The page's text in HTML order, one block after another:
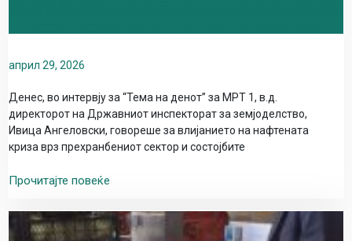
април 29, 2026
Денес, во интервју за “Тема на денот” за МРТ 1, в.д.
директорот на Државниот инспекторат за земјоделство,
Ивица Ангеловски, говореше за влијанието на нафтената
криза врз прехранбениот сектор и состојбите
Прочитајте повеќе